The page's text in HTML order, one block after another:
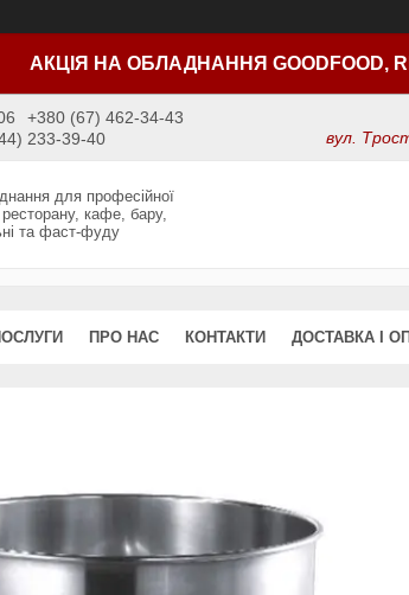
АКЦІЯ НА ОБЛАДНАННЯ GOODFOOD,
+380 (67) 462-34-43
233-39-40
вул.
для професійної
ресторану, кафе, бару,
та фаст-фуду
ПРО НАС КОНТАКТИ ДОСТАВКА І